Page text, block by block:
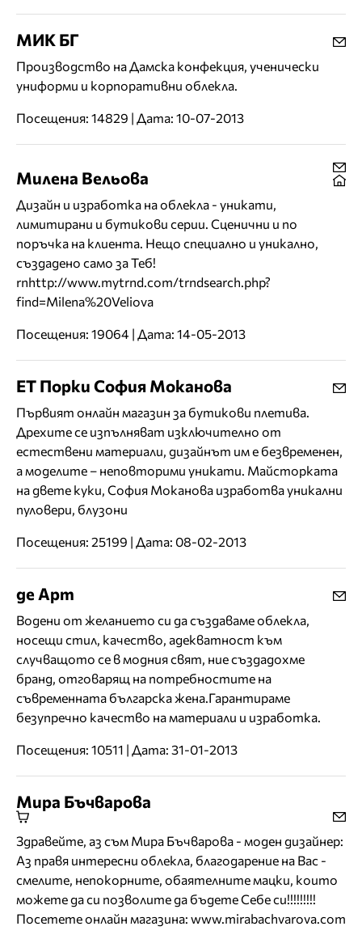
МИК БГ
Производство на Дамска конфекция, ученически
униформи и корпоративни облекла.
Посещения: 14829 | Дата: 10-07-2013
Милена Вельова
Дизайн и изработка на облекла - уникати,
лимитирани и бутикови серии. Сценични и по
поръчка на клиента. Нещо специално и уникално,
създадено само за Теб!
rnhttp://www.mytrnd.com/trndsearch.php?
find=Milena%20Veliova
Посещения: 19064 | Дата: 14-05-2013
ЕТ Порки София Моканова
Първият онлайн магазин за бутикови плетива.
Дрехите се изпълняват изключително от
естествени материали, дизайнът им е безвременен,
а моделите – неповторими уникати. Майсторката
на двете куки, София Моканова изработва уникални
пуловери, блузони
Посещения: 25199 | Дата: 08-02-2013
де Арт
Водени от желанието си да създаваме облекла,
носещи стил, качество, адекватност към
случващото се в модния свят, ние създадохме
бранд, отговарящ на потребностите на
съвременната българска жена.Гарантираме
безупречно качество на материали и изработка.
Посещения: 10511 | Дата: 31-01-2013
Мира Бъчварова
Здравейте, аз съм Мира Бъчварова - моден дизайнер:
Аз правя интересни облекла, благодарение на Вас -
смелите, непокорните, обаятелните мацки, които
можете да си позволите да бъдете Себе си!!!!!!!!!
Посетете онлайн магазина: www.mirabachvarova.com